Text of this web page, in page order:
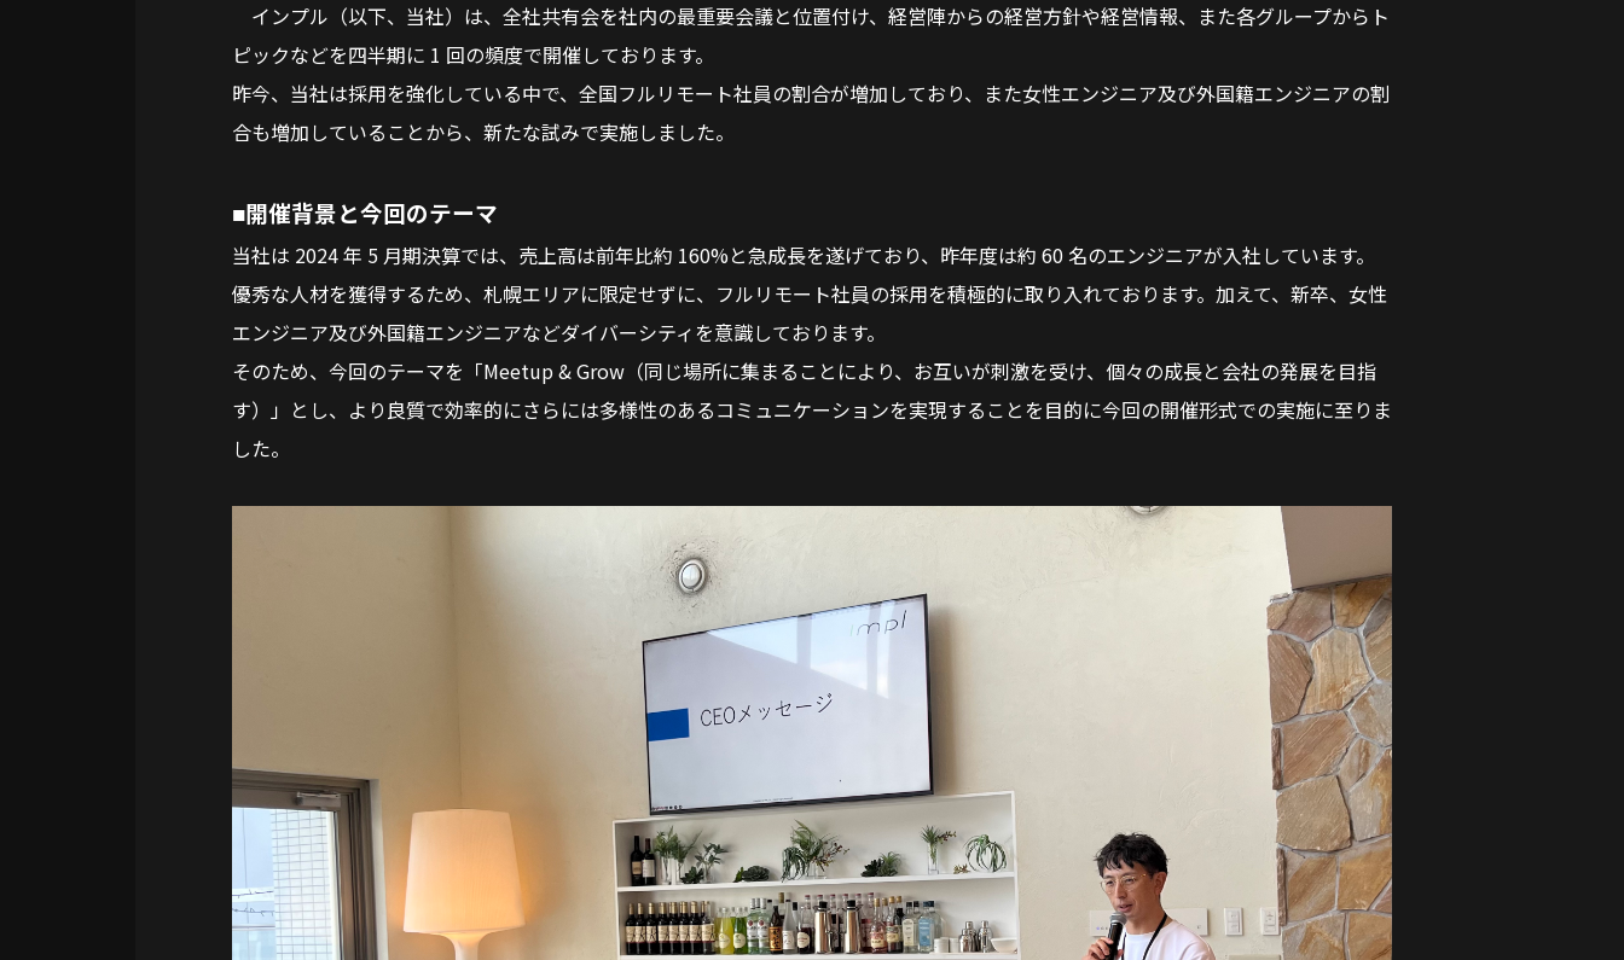
インプル（以下、当社）は、全社共有会を社内の最重要会議と位置付け、経営陣からの経営方針や経営情報、また各グループからト
ピックなどを四半期に 1 回の頻度で開催しております。
昨今、当社は採用を強化している中で、全国フルリモート社員の割合が増加しており、また女性エンジニア及び外国籍エンジニアの割
合も増加していることから、新たな試みで実施しました。
■開催背景と今回のテーマ
当社は 2024 年 5 月期決算では、売上高は前年比約 160%と急成⻑を遂げており、昨年度は約 60 名のエンジニアが入社しています。
優秀な人材を獲得するため、札幌エリアに限定せずに、フルリモート社員の採用を積極的に取り入れております。加えて、新卒、女性
エンジニア及び外国籍エンジニアなどダイバーシティを意識しております。
そのため、今回のテーマを「Meetup & Grow（同じ場所に集まることにより、お互いが刺激を受け、個々の成⻑と会社の発展を目指
す）」とし、より良質で効率的にさらには多様性のあるコミュニケーションを実現することを目的に今回の開催形式での実施に至りま
した。